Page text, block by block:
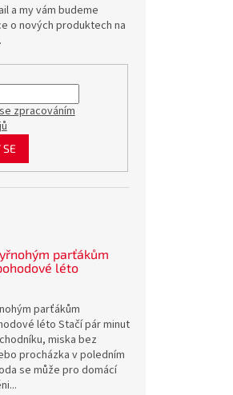
a my vám budeme
o nových produktech na
zpracováním
parťákům
léto
parťákům
léto Stačí pár minut
miska bez
procházka v poledním
se může pro domácí